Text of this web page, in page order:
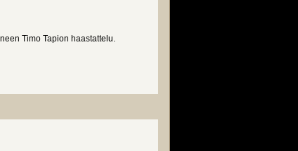
Timo Tapion haastattelu.